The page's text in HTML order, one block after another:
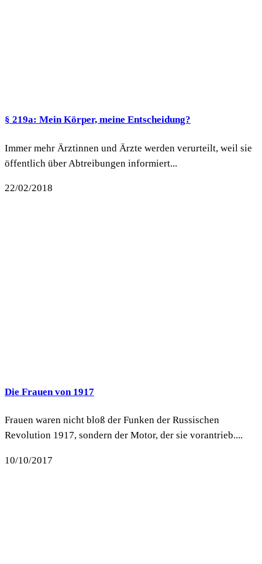
§ 219a: Mein Körper, meine Entscheidung?
Immer mehr Ärztinnen und Ärzte werden verurteilt, weil sie
öffentlich über Abtreibungen informiert...
22/02/2018
Die Frauen von 1917
Frauen waren nicht bloß der Funken der Russischen
Revolution 1917, sondern der Motor, der sie vorantrieb....
10/10/2017